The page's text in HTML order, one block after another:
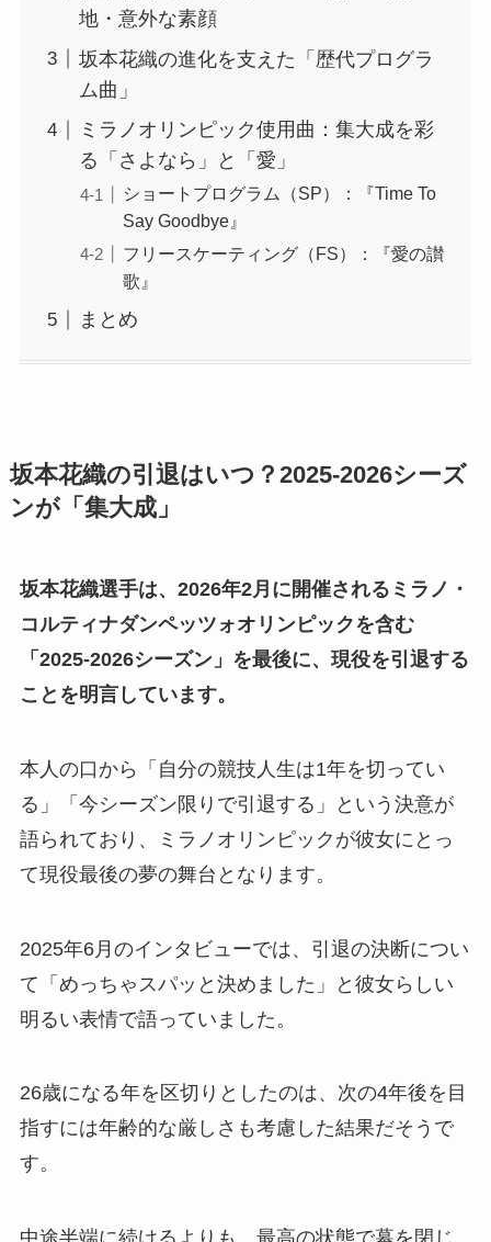
地・意外な素顔
坂本花織の進化を支えた「歴代プログラ
ム曲」
ミラノオリンピック使用曲：集大成を彩
る「さよなら」と「愛」
ショートプログラム（SP）：『Time To
Say Goodbye』
フリースケーティング（FS）：『愛の讃
歌』
まとめ
坂本花織の引退はいつ？2025-2026シーズ
ンが「集大成」
坂本花織選手は、2026年2月に開催されるミラノ・
コルティナダンペッツォオリンピックを含む
「2025-2026シーズン」を最後に、現役を引退する
ことを明言しています。
本人の口から「自分の競技人生は1年を切ってい
る」「今シーズン限りで引退する」という決意が
語られており、ミラノオリンピックが彼女にとっ
て現役最後の夢の舞台となります。
2025年6月のインタビューでは、引退の決断につい
て「めっちゃスパッと決めました」と彼女らしい
明るい表情で語っていました。
26歳になる年を区切りとしたのは、次の4年後を目
指すには年齢的な厳しさも考慮した結果だそうで
す。